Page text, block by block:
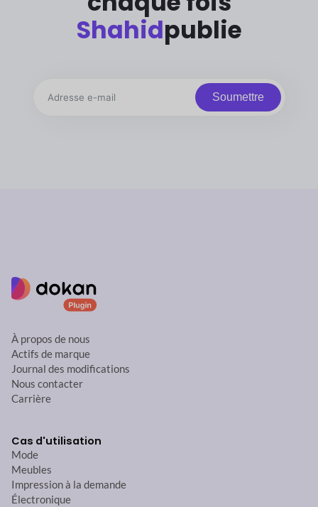
Shahidpublie
Soumettre
À propos de nous
Actifs de marque
Journal des modifications
Nous contacter
Carrière
Cas d'utilisation
Mode
Meubles
Impression à la demande
Électronique